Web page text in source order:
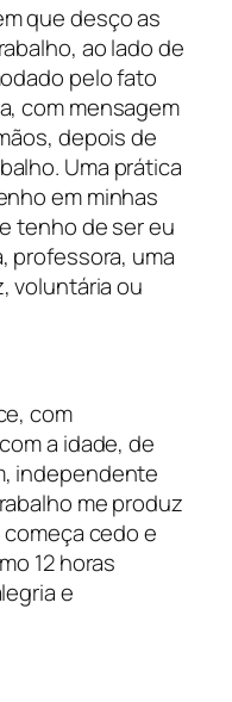
que desço as
ao lado de
pelo fato
com mensagem
depois de
Uma prática
em minhas
tenho de ser eu
professora, uma
voluntária ou
com
a idade, de
independente
me produz
cedo e
12 horas
e